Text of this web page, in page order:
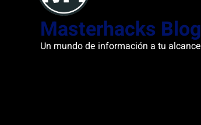
Masterhacks Blog
Un mundo de información a tu alcance